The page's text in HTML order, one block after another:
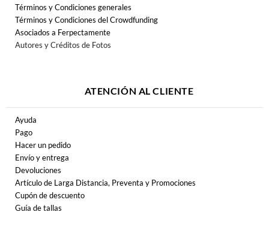
Términos y Condiciones generales
Términos y Condiciones del Crowdfunding
Asociados a Ferpectamente
Autores y Créditos de Fotos
ATENCIÓN AL CLIENTE
Ayuda
Pago
Hacer un pedido
Envío y entrega
Devoluciones
Artículo de Larga Distancia, Preventa y Promociones
Cupón de descuento
Guía de tallas